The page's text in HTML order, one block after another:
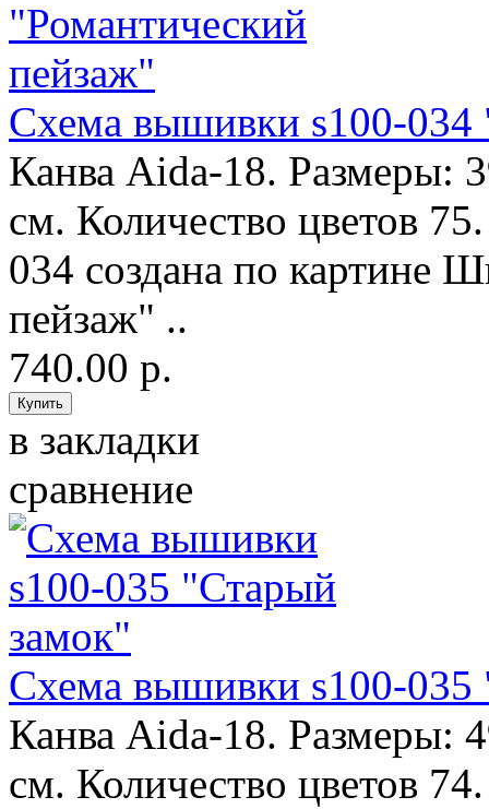
Схема вышивки s100-034
Канва Aida-18. Размеры:
см. Количество цветов
034 создана по
пейзаж" ..
740.00 р.
в закладки
сравнение
Схема вышивки s100-035
Канва Aida-18. Размеры:
см. Количество цветов